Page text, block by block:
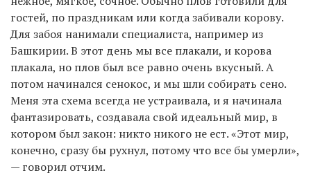
гостей, по праздникам или когда забивали корову.
Для забоя нанимали специалиста, например из
Башкирии. В этот день мы все плакали, и корова
плакала, но плов был все равно очень вкусный. А
потом начинался сенокос, и мы шли собирать сено.
Меня эта схема всегда не устраивала, и я начинала
фантазировать, создавала свой идеальный мир, в
котором был закон: никто никого не ест. «Этот мир,
конечно, сразу бы рухнул, потому что все бы умерли»,
— говорил отчим.